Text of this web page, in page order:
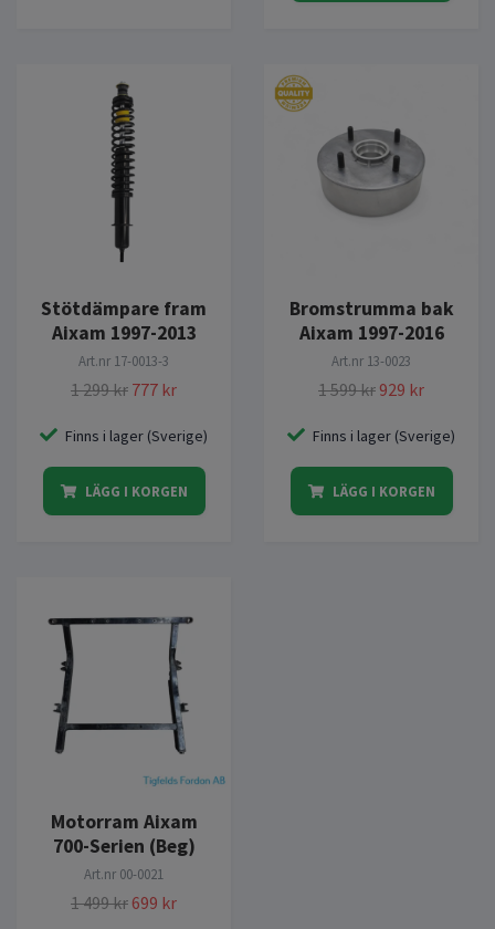
Stötdämpare fram
Aixam 1997-2013
Art.nr 17-0013-3
1 299 kr 777 kr
Finns i lager (Sverige)
LÄGG I KORGEN
Bromstrumma bak
Aixam 1997-2016
Art.nr 13-0023
1 599 kr 929 kr
Finns i lager (Sverige)
LÄGG I KORGEN
Motorram Aixam
700-Serien (Beg)
Art.nr 00-0021
1 499 kr 699 kr